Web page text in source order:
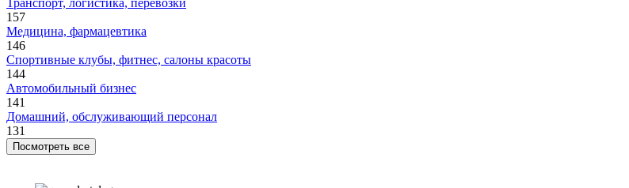
Транспорт, логистика, перевозки
157
Медицина, фармацевтика
146
Спортивные клубы, фитнес, салоны красоты
144
Автомобильный бизнес
141
Домашний, обслуживающий персонал
131
Посмотреть все